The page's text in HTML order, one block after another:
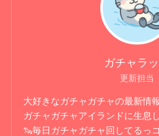
ガチャラ
更新担当
大好きなガチャガチャの最新情
ガチャガチャアイランドに生息
🦦毎日ガチャガチャ回してるっ